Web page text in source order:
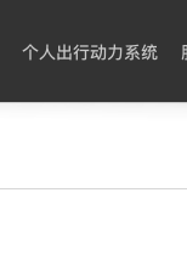
个人出行动力系统